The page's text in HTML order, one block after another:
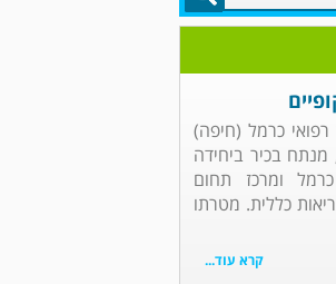
רפואי כרמל (חיפה)
מנתח בכיר ביחידה
כרמל ומרכז תחום
כללית. מטרתו
קרא עוד...